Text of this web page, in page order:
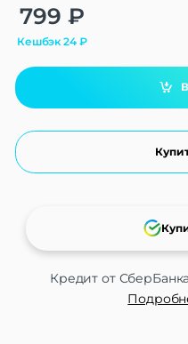
799 ₽
Кешбэк24₽
Кредит от
Alternative: